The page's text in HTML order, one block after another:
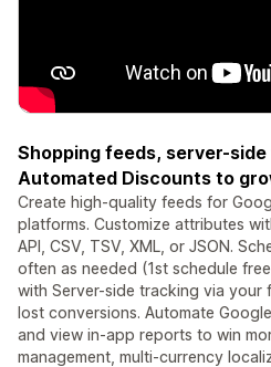
Shopping feeds, server-
Automated Discounts to
Create high-quality feeds for
platforms. Customize attributes
API, CSV, TSV, XML, or JSON.
often as needed (1st schedule
with Server-side tracking via
lost conversions. Automate
and view in-app reports to win
management, multi-currency